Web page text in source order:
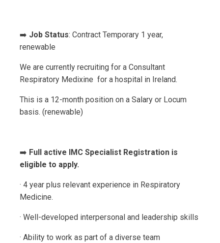
➡️ Job Status: Contract Temporary 1 year,
renewable
We are currently recruiting for a Consultant
Respiratory Medixine for a hospital in Ireland.
This is a 12-month position on a Salary or Locum
basis. (renewable)
➡️ Full active IMC Specialist Registration is
eligible to apply.
· 4 year plus relevant experience in Respiratory
Medicine.
· Well-developed interpersonal and leadership skills
· Ability to work as part of a diverse team